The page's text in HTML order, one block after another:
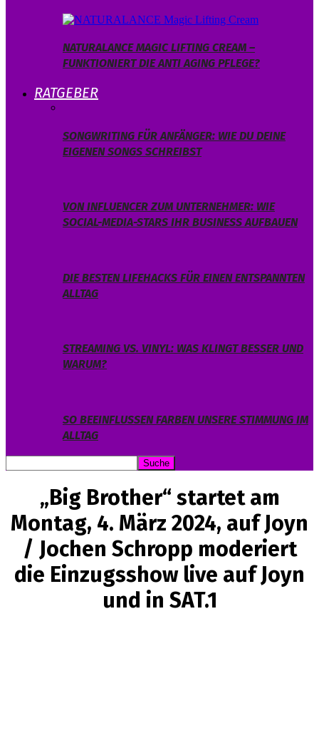
NATURALANCE MAGIC LIFTING CREAM –
FUNKTIONIERT DIE ANTI AGING PFLEGE?
RATGEBER
SONGWRITING FÜR ANFÄNGER: WIE DU DEINE
EIGENEN SONGS SCHREIBST
VON INFLUENCER ZUM UNTERNEHMER: WIE
SOCIAL-MEDIA-STARS IHR BUSINESS AUFBAUEN
DIE BESTEN LIFEHACKS FÜR EINEN ENTSPANNTEN
ALLTAG
STREAMING VS. VINYL: WAS KLINGT BESSER UND
WARUM?
SO BEEINFLUSSEN FARBEN UNSERE STIMMUNG IM
ALLTAG
„Big Brother“ startet am
Montag, 4. März 2024, auf Joyn
/ Jochen Schropp moderiert
die Einzugsshow live auf Joyn
und in SAT.1